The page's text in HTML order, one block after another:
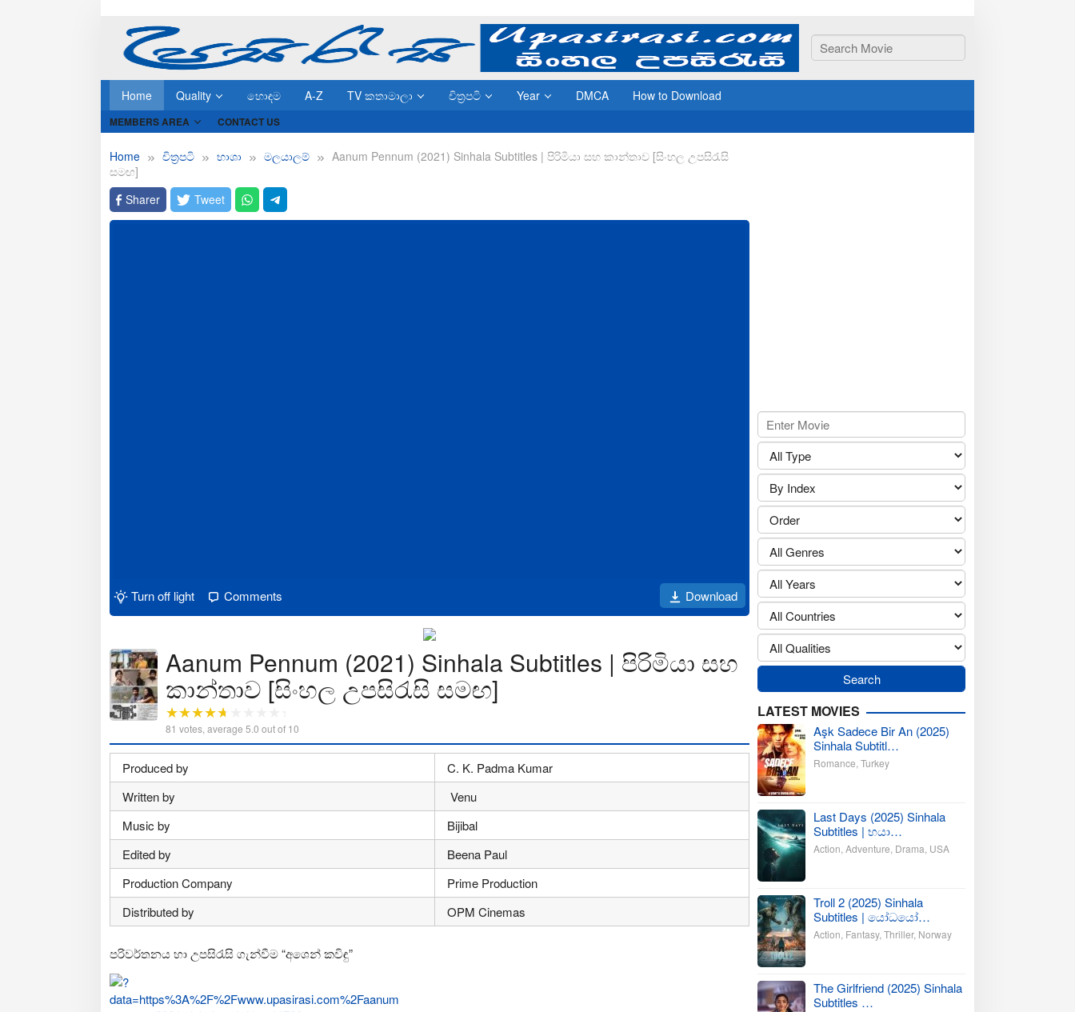
Home Quality හොඳම A-Z TV කතාමාලා චිත්‍රපටි Year DMCA How to Download
MEMBERS AREA CONTACT US
Home චිත්‍රපටි භාශා මලයාලම්
Aanum Pennum (2021) Sinhala Subtitles | පිරිමියා සහ කාන්තාව [සිංහල උපසිරැසි
සමඟ]
Sharer
Tweet
Turn off light Comments Download
Aanum Pennum (2021) Sinhala Subtitles | පිරිමියා සහ
කාන්තාව [සිංහල උපසිරැසි සමඟ]
81 votes, average 5.0 out of 10
Produced by
C. K. Padma Kumar
Written by
Venu
Music by
Bijibal
Edited by
Beena Paul
Production Company
Prime Production
Distributed by
OPM Cinemas
පරිවර්තනය හා උපසිරැසි ගැන්වීම “අශෙන් කවිඳු”
LATEST MOVIES
Aşk Sadece Bir An (2025)
Sinhala Subtitl…
Romance Turkey
Last Days (2025) Sinhala
Subtitles | භයා…
Action Adventure Drama USA
Troll 2 (2025) Sinhala
Subtitles | යෝධයෝ…
Action Fantasy, Thriller, Norway
The Girlfriend (2025) Sinhala
Subtitles …